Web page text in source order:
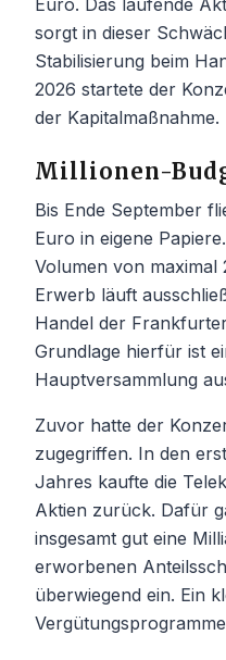
sorgt in dieser
Stabilisierung beim
2026 startete der
der Kapitalmaßnahme.
Millionen-
Bis Ende September
Euro in eigene
Volumen von maximal
Erwerb läuft
Handel der
Grundlage hierfür ist
Hauptversammlung
Zuvor hatte der
zugegriffen. In den
Jahres kaufte die
Aktien zurück. Dafür
insgesamt gut eine
erworbenen
überwiegend ein. Ein